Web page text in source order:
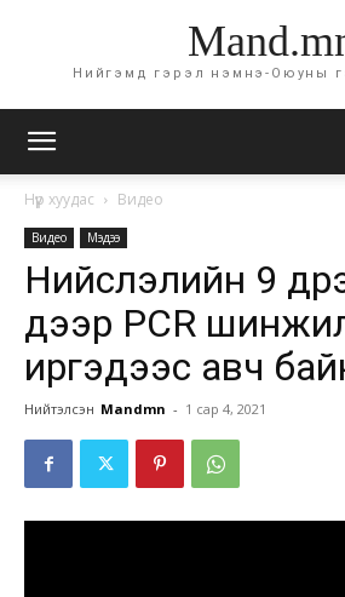
Нийгэмд гэрэл нэмнэ-Оюуны
Нүүр хуудас Видео
Видео Мэдээ
Нийслэлийн 9
дээр PCR
иргэдээс авч
Нийтэлсэн Mandmn - 1 сар 4, 2021